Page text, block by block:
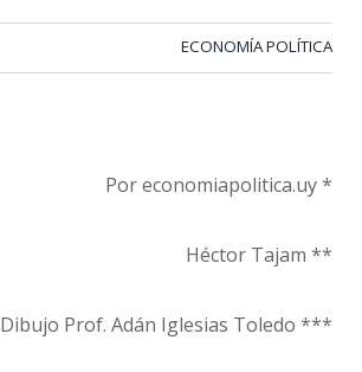
ECONOMÍA POLÍTICA
Por economiapolitica.uy *
Héctor Tajam **
Dibujo Prof. Adán Iglesias Toledo ***